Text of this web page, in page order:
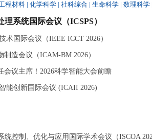
程材料 | 化学科学 | 社科综合 | 生命科学 | 数理科学
系统国际会议（ICSPS）
术国际会议（IEEE ICCT 2026）
造会议（ICAM-BM 2026）
会议主席！2026科学智能大会前瞻
能创新国际会议 (ICAII 2026)
统控制、优化与应用国际学术会议（ISCOA